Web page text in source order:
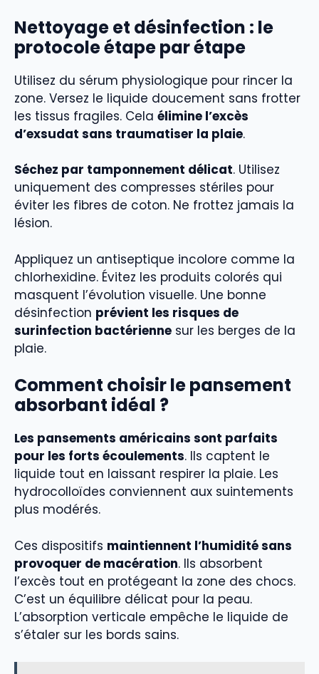
Nettoyage et désinfection : le
protocole étape par étape
Utilisez du sérum physiologique pour rincer la
zone. Versez le liquide doucement sans frotter
les tissus fragiles. Cela élimine l’excès
d’exsudat sans traumatiser la plaie.
Séchez par tamponnement délicat. Utilisez
uniquement des compresses stériles pour
éviter les fibres de coton. Ne frottez jamais la
lésion.
Appliquez un antiseptique incolore comme la
chlorhexidine. Évitez les produits colorés qui
masquent l’évolution visuelle. Une bonne
désinfection prévient les risques de
surinfection bactérienne sur les berges de la
plaie.
Comment choisir le pansement
absorbant idéal ?
Les pansements américains sont parfaits
pour les forts écoulements. Ils captent le
liquide tout en laissant respirer la plaie. Les
hydrocolloïdes conviennent aux suintements
plus modérés.
Ces dispositifs maintiennent l’humidité sans
provoquer de macération. Ils absorbent
l’excès tout en protégeant la zone des chocs.
C’est un équilibre délicat pour la peau.
L’absorption verticale empêche le liquide de
s’étaler sur les bords sains.